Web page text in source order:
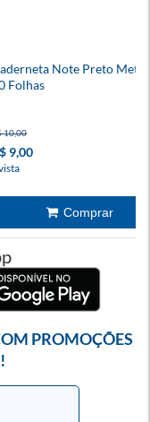
Note Preto Metal
Folhas
10,00
9,00
PROMOÇÕES